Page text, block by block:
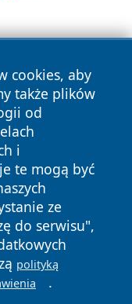
cookies, aby
także plików
od
i
te mogą być
ze
do serwisu",
polityką
.
prawa
Polityka
Cookies